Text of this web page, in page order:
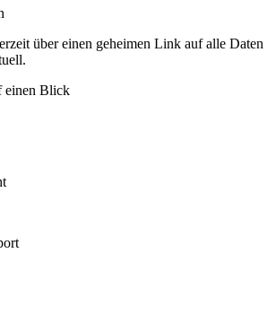
über einen geheimen Link auf alle Daten
einen Blick